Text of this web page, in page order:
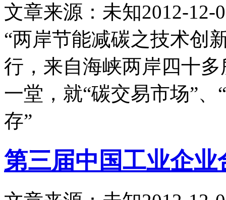
文章来源：未知2012-12-
“两岸节能减碳之技术创
行，来自海峡两岸四十
一堂，就“碳交易市场”
存”
第三届中国工业企